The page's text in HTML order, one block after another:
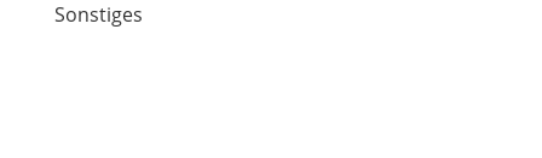
Sonstiges